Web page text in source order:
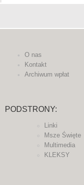
O nas
Kontakt
Archiwum wpłat
PODSTRONY:
Linki
Msze Święte
Multimedia
KLEKSY